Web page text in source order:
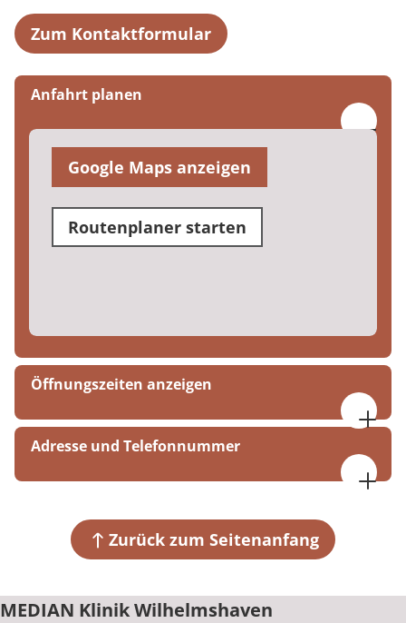
Zum Kontaktformular
Anfahrt planen
Google Maps anzeigen
Routenplaner starten
Öffnungszeiten anzeigen
Mo. bis Do. 08:00 bis 16:00 Uhr
Fr. 08:00 bis 15:00 Uhr
Adresse und Telefonnummer
26382 WilhelmshavenZurück zum Seitenanfang
MEDIAN Klinik Wilhelmshaven